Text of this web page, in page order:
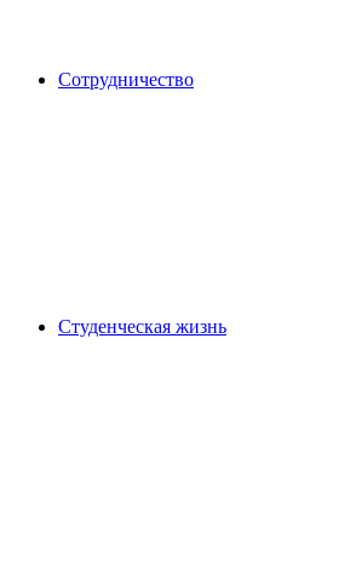
Сотрудничество
Студенческая жизнь